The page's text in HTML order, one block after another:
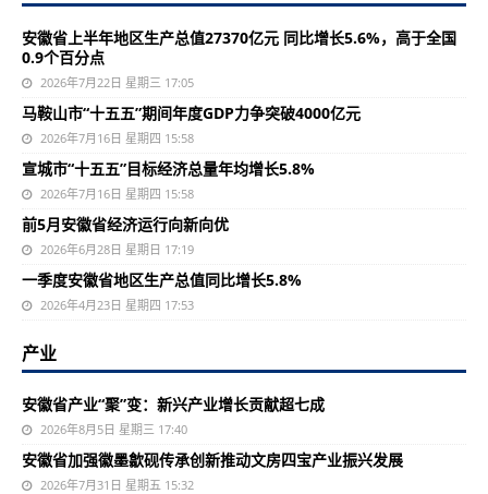
安徽省上半年地区生产总值27370亿元 同比增长5.6%，高于全国
0.9个百分点
2026年7月22日 星期三 17:05
马鞍山市“十五五”期间年度GDP力争突破4000亿元
2026年7月16日 星期四 15:58
宣城市“十五五”目标经济总量年均增长5.8%
2026年7月16日 星期四 15:58
前5月安徽省经济运行向新向优
2026年6月28日 星期日 17:19
一季度安徽省地区生产总值同比增长5.8%
2026年4月23日 星期四 17:53
产业
安徽省产业“聚”变：新兴产业增长贡献超七成
2026年8月5日 星期三 17:40
安徽省加强徽墨歙砚传承创新推动文房四宝产业振兴发展
2026年7月31日 星期五 15:32